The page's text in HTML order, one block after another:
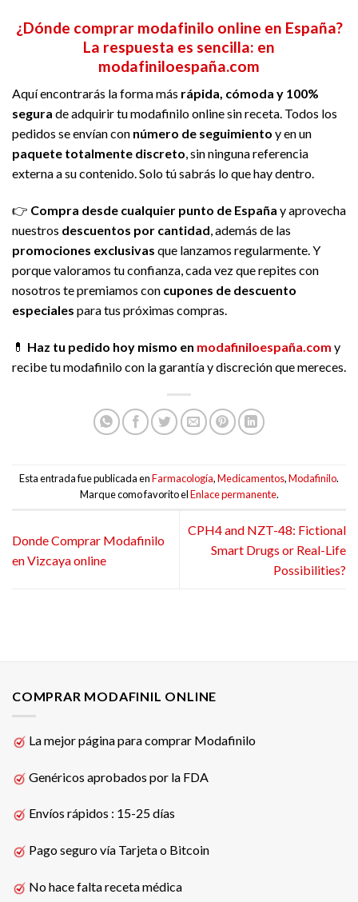
¿Dónde comprar modafinilo online en España?
La respuesta es sencilla: en
modafiniloespaña.com
Aquí encontrarás la forma más rápida, cómoda y 100%
segura de adquirir tu modafinilo online sin receta. Todos los
pedidos se envían con número de seguimiento y en un
paquete totalmente discreto, sin ninguna referencia
externa a su contenido. Solo tú sabrás lo que hay dentro.
👉 Compra desde cualquier punto de España y aprovecha
nuestros descuentos por cantidad, además de las
promociones exclusivas que lanzamos regularmente. Y
porque valoramos tu confianza, cada vez que repites con
nosotros te premiamos con cupones de descuento
especiales para tus próximas compras.
💊 Haz tu pedido hoy mismo en modafiniloespaña.com y
recibe tu modafinilo con la garantía y discreción que mereces.
Esta entrada fue publicada enFarmacología,Medicamentos,Modafinilo.
Marque como favorito elEnlace permanente.
Donde Comprar Modafinilo
en Vizcaya online
CPH4 and NZT-48: Fictional
Smart Drugs or Real-Life
Possibilities?
COMPRAR MODAFINIL ONLINE
La mejor página para comprar Modafinilo
Genéricos aprobados por la FDA
Envíos rápidos : 15-25 días
Pago seguro vía Tarjeta o Bitcoin
No hace falta receta médica